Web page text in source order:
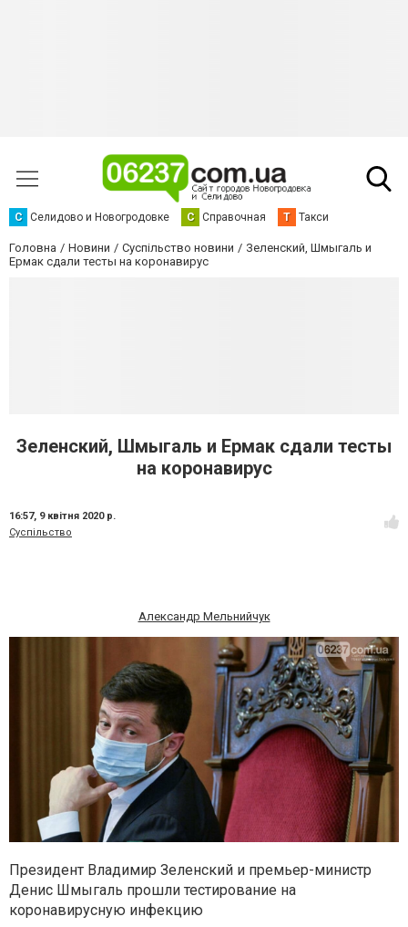
С Селидово и Новогродовке С Справочная Т Такси
Головна Новини Суспільство новини
Зеленский, Шмыгаль и
Ермак сдали тесты на коронавирус
Зеленский, Шмыгаль и Ермак сдали тесты
на коронавирус
16:57, 9 квітня 2020 р.
Суспільство
Александр Мельнийчук
Президент Владимир Зеленский и премьер-министр
Денис Шмыгаль прошли тестирование на
коронавирусную инфекцию